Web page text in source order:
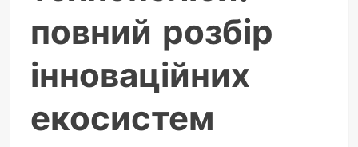
повний розбір
інноваційних
екосистем